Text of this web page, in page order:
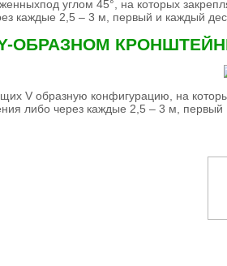
углом 45°, на которых
каждые 2,5 – 3 м, первый и каждый
ОБРАЗНОМ
V образную конфигурацию, на
либо через каждые 2,5 – 3 м,